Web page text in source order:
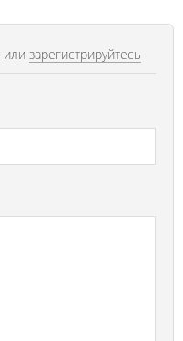
или зарегистрируйтесь